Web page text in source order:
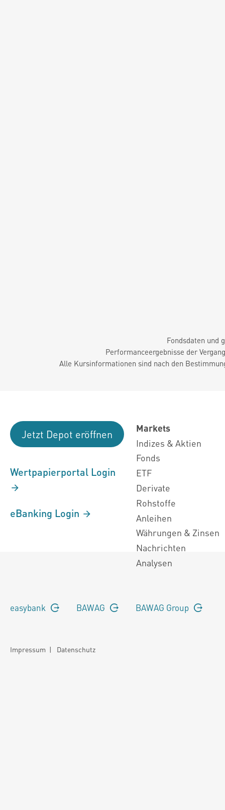
Fondsdaten und
Performanceergebnisse der
Alle Kursinformationen sind nach den
Jetzt Depot eröffnen
Wertpapierportal Login
eBanking Login
Markets
Indizes & Aktien
Fonds
ETF
Derivate
Rohstoffe
Anleihen
Währungen & Zinsen
Nachrichten
Analysen
easybank BAWAG BAWAG Group
Impressum | Datenschutz